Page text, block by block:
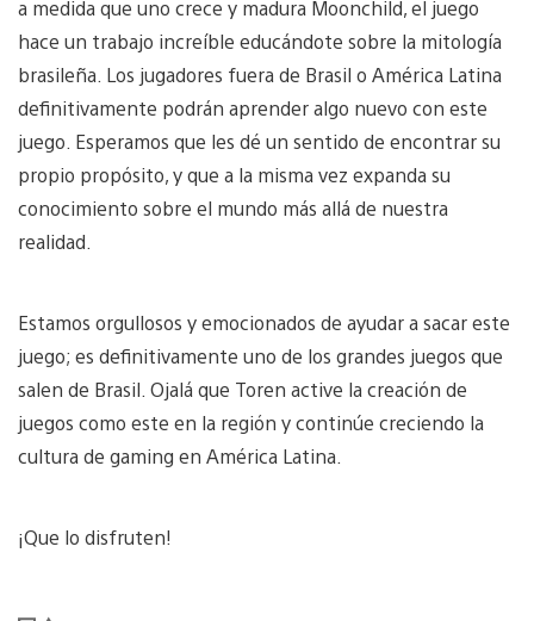
a medida que uno crece y madura Moonchild, el juego
hace un trabajo increíble educándote sobre la mitología
brasileña. Los jugadores fuera de Brasil o América Latina
definitivamente podrán aprender algo nuevo con este
juego. Esperamos que les dé un sentido de encontrar su
propio propósito, y que a la misma vez expanda su
conocimiento sobre el mundo más allá de nuestra
realidad.
Estamos orgullosos y emocionados de ayudar a sacar este
juego; es definitivamente uno de los grandes juegos que
salen de Brasil. Ojalá que Toren active la creación de
juegos como este en la región y continúe creciendo la
cultura de gaming en América Latina.
¡Que lo disfruten!